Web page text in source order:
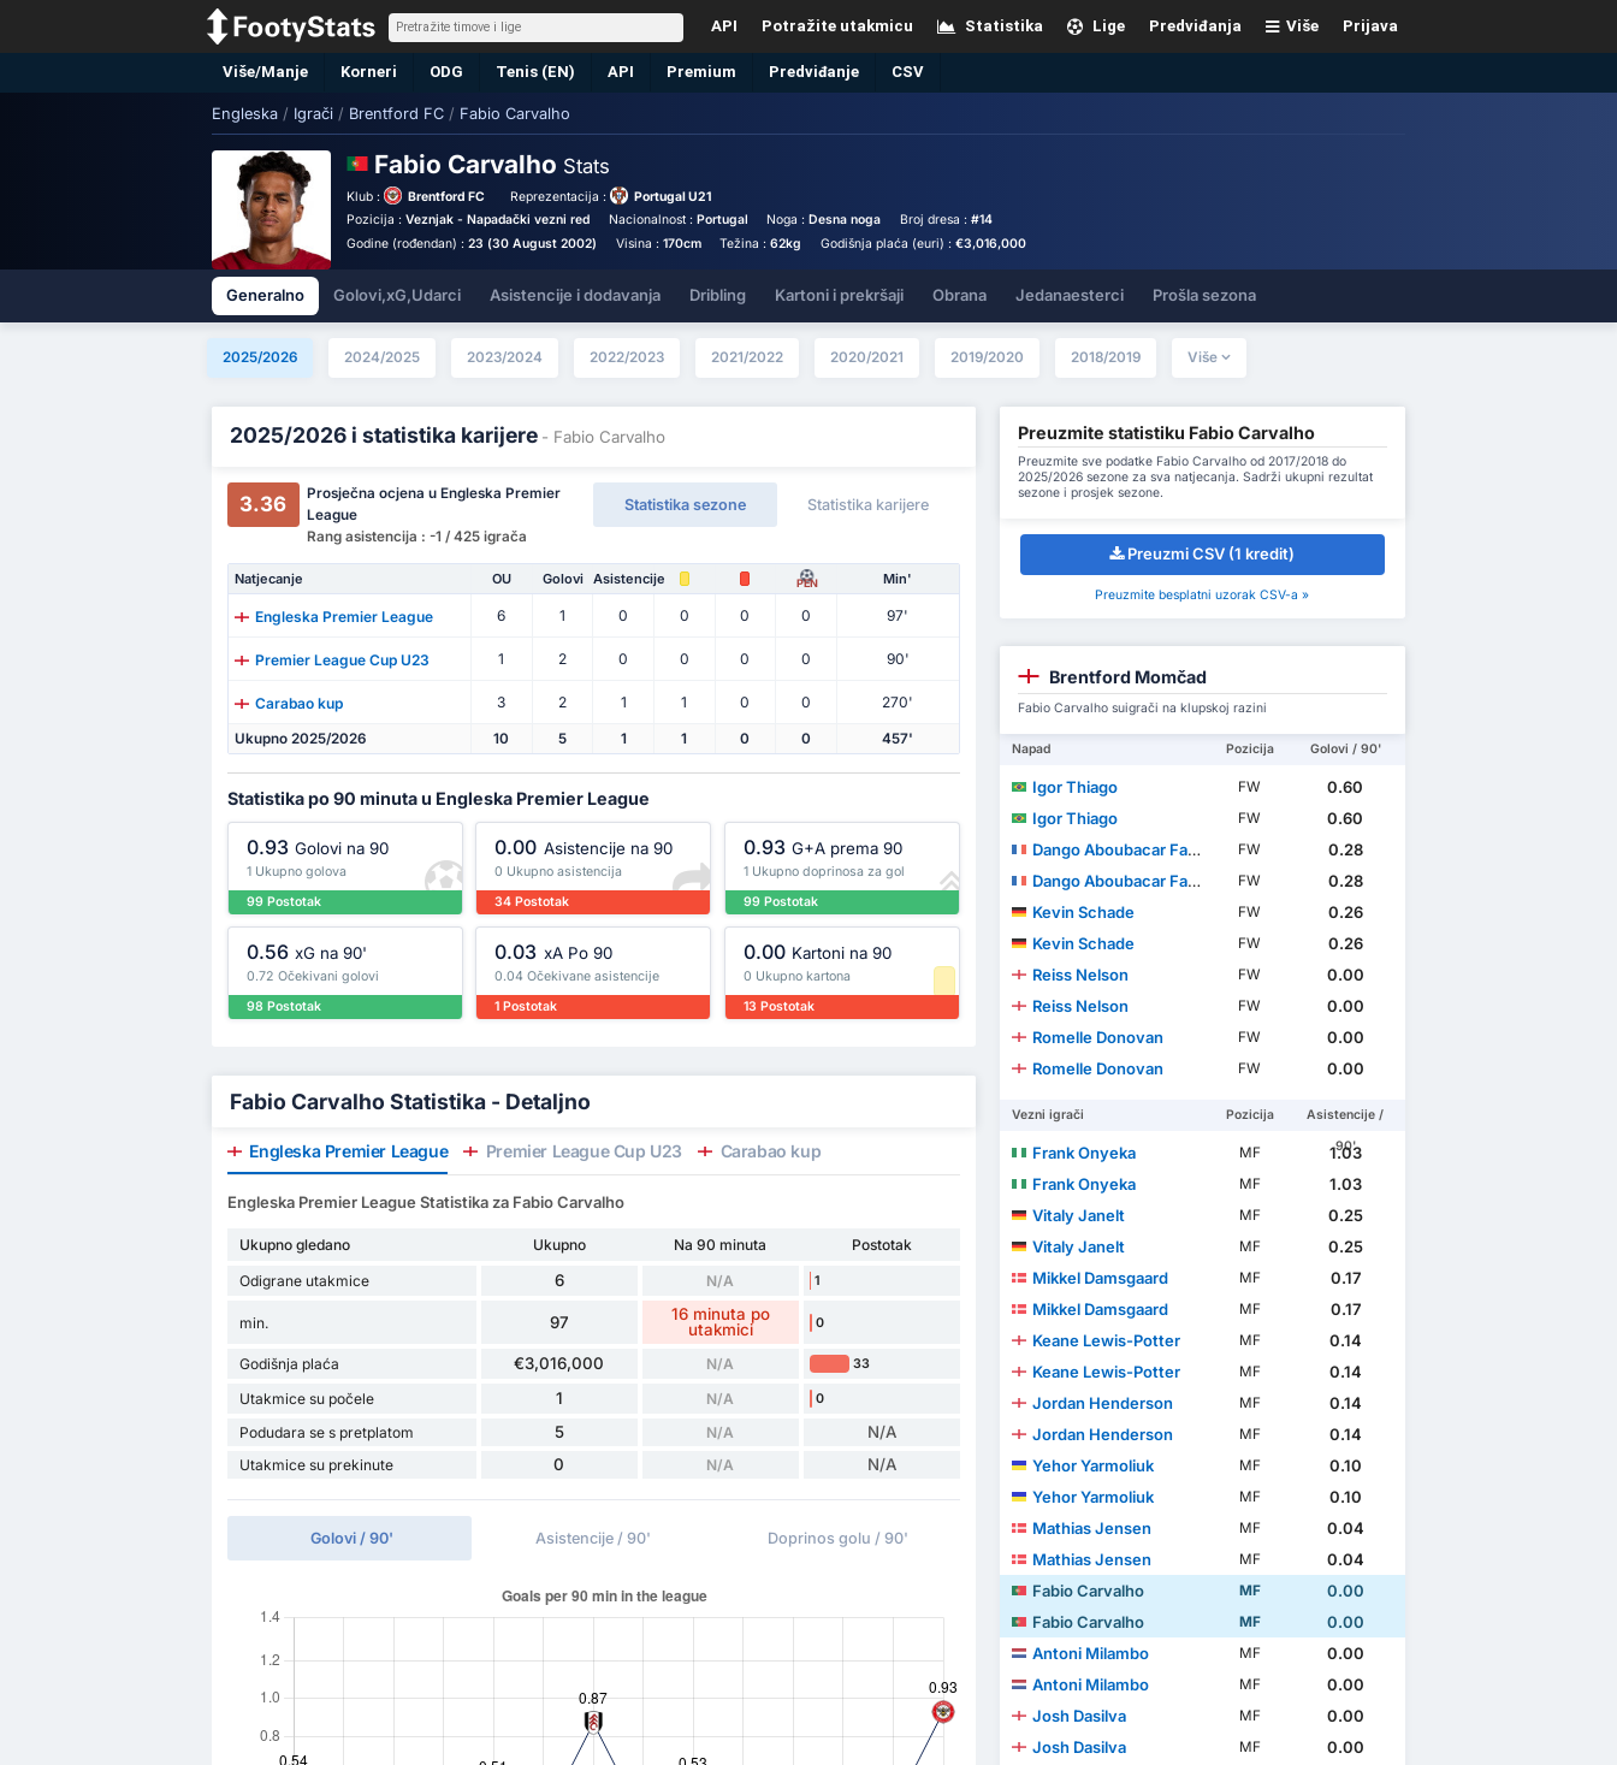
Prijava
Više
Predviđanja
Lige
Statistika
Potražite utakmicu
API
Više/Manje Korneri ODG Tenis (EN) API Premium Predviđanje CSV
Engleska / Igrači / Brentford FC / Fabio Carvalho
Fabio Carvalho Stats
Klub : Brentford FC Reprezentacija :
Portugal U21
Pozicija :Veznjak - Napadački vezni red Nacionalnost : Portugal Noga :Desna noga Broj dresa : #14
Godine (rođendan) :23 (30 August 2002) Visina : 170cm Težina :62kg Godišnja plaća (euri) : €3,016,000
Generalno Golovi,xG,Udarci Asistencije i dodavanja Dribling Kartoni i prekršaji Obrana Jedanaesterci Prošla sezona
2025/2026 2024/2025 2023/2024 2022/2023 2021/2022 2020/2021 2019/2020 2018/2019 Više
2025/2026 i statistika karijere - Fabio Carvalho
3.36
Prosječna ocjena u Engleska Premier
League
Rang asistencija : -1 / 425 igrača
Statistika sezone Statistika karijere
Natjecanje OU Golovi Asistencije PEN Min'
Engleska Premier League 6 1 0 0 0 0 97'
Premier League Cup U23 1 2 0 0 0 0 90'
Carabao kup 3 2 1 1 0 0 270'
Ukupno 2025/2026 10 5 1 1 0 0 457'
Statistika po 90 minuta u Engleska Premier League
0.93 Golovi na 90
1 Ukupno golova
99 Postotak
0.00 Asistencije na 90
0 Ukupno asistencija
34 Postotak
0.93 G+A prema 90
1 Ukupno doprinosa za gol
99 Postotak
0.56 xG na 90'
0.72 Očekivani golovi
98 Postotak
0.03 xA Po 90
0.04 Očekivane asistencije
1 Postotak
0.00 Kartoni na 90
0 Ukupno kartona
13 Postotak
Fabio Carvalho Statistika - Detaljno
Engleska Premier League Premier League Cup U23 Carabao kup
Engleska Premier League Statistika za Fabio Carvalho
Ukupno gledano Ukupno Na 90 minuta
Postotak
Odigrane utakmice
6 N/A 1
min. 97
16 minuta po
utakmici
0
Godišnja plaća €3,016,000 N/A 33
Utakmice su počele 1 N/A 0
Podudara se s pretplatom 5 N/A N/A
Utakmice su prekinute 0 N/A N/A
Golovi / 90' Asistencije / 90' Doprinos golu / 90'
Preuzmite statistiku Fabio Carvalho
Preuzmite sve podatke Fabio Carvalho od 2017/2018 do
2025/2026 sezone za sva natjecanja. Sadrži ukupni rezultat
sezone i prosjek sezone.
Preuzmi CSV (1 kredit)
Preuzmite besplatni uzorak CSV-a »
Brentford Momčad
Fabio Carvalho suigrači na klupskoj razini
Napad Pozicija Golovi / 90'
Igor Thiago FW
0.60
Igor Thiago
FW
0.60
Dango Aboubacar Faissal Ouattara
FW
0.28
Dango Aboubacar Faissal Ouattara
FW
0.28
Kevin Schade
FW
0.26
Kevin Schade
FW
0.26
Reiss Nelson
FW
0.00
Reiss Nelson
FW
0.00
Romelle Donovan
FW
0.00
Romelle Donovan
FW 0.00
Vezni igrači Pozicija
Asistencije /
90'
Frank Onyeka MF
1.03
Frank Onyeka
MF
1.03
Vitaly Janelt
MF
0.25
Vitaly Janelt
MF
0.25
Mikkel Damsgaard
MF
0.17
Mikkel Damsgaard
MF
0.17
Keane Lewis-Potter
MF
0.14
Keane Lewis-Potter
MF
0.14
Jordan Henderson
MF
0.14
Jordan Henderson
MF
0.14
Yehor Yarmoliuk
MF
0.10
Yehor Yarmoliuk
MF
0.10
Mathias Jensen
MF
0.04
Mathias Jensen
MF
0.04
Fabio Carvalho
MF
0.00
Fabio Carvalho
MF
0.00
Antoni Milambo
MF
0.00
Antoni Milambo
MF
0.00
Josh Dasilva
MF
0.00
Josh Dasilva
MF 0.00